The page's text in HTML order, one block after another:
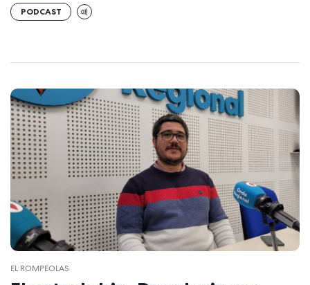
PODCAST
EL ROMPEOLAS